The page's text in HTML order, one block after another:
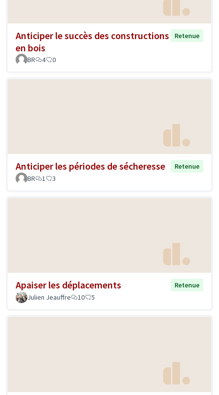
Anticiper le succès des constructions
en bois
Retenue
BR 4 0
Anticiper les périodes de sécheresse
Retenue
BR
1 3
Apaiser les déplacements
Retenue
Julien Jeauffre
10 5